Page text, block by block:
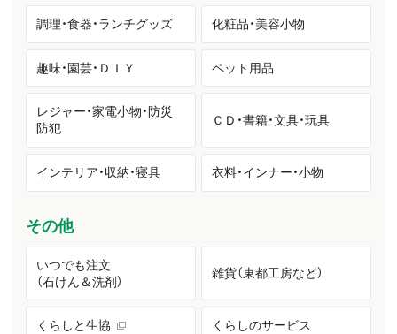
調理・食器・ランチグッズ 化粧品・美容小物
趣味・園芸・ＤＩＹ ペット用品
レジャー・家電小物・防災
防犯
ＣＤ・書籍・文具・玩具
インテリア・収納・寝具 衣料・インナー・小物
その他
いつでも注文
（石けん＆洗剤）
雑貨（東都工房など）
くらしと生協 くらしのサービス